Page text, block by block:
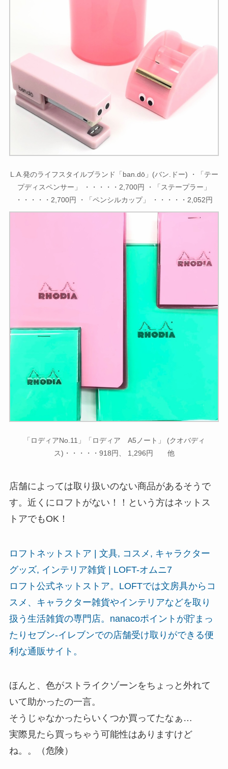
L.A.発のライフスタイルブランド「ban.dō」(バン.ドー) ・「テー
プディスペンサー」 ・・・・・2,700円 ・「ステープラー」
・・・・・2,700円 ・「ペンシルカップ」 ・・・・・2,052円
「ロディアNo.11」「ロディア A5ノート」 (クオバディ
ス)・・・・・918円、 1,296円 他
店舗によっては取り扱いのない商品があるそうで
す。近くにロフトがない！！という方はネットス
トアでもOK！
ロフトネットストア | 文具, コスメ, キャラクター
グッズ, インテリア雑貨 | LOFT-オムニ7
ロフト公式ネットストア。LOFTでは文房具からコ
スメ、キャラクター雑貨やインテリアなどを取り
扱う生活雑貨の専門店。nanacoポイントが貯まっ
たりセブン‐イレブンでの店舗受け取りができる便
利な通販サイト。
ほんと、色がストライクゾーンをちょっと外れて
いて助かったの一言。
そうじゃなかったらいくつか買ってたなぁ…
実際見たら買っちゃう可能性はありますけど
ね。。（危険）